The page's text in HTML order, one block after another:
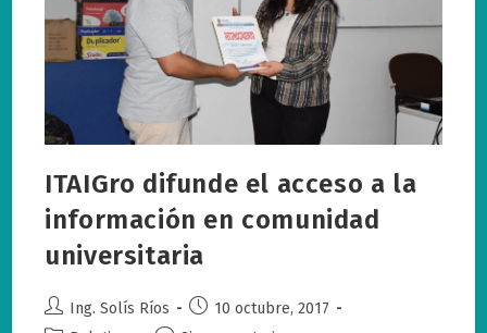
ITAIGro difunde el acceso a la
información en comunidad
universitaria
AutorIng. Solís Ríos
Publicación
10 octubre, 2017